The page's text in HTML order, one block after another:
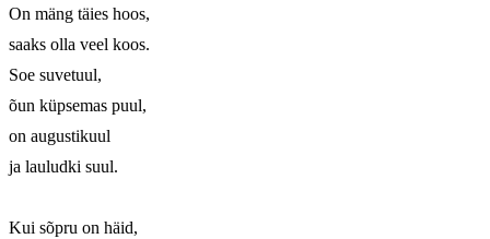
On mäng täies hoos,
saaks olla veel koos.
Soe suvetuul,
õun küpsemas puul,
on augustikuul
ja lauludki suul.
Kui sõpru on häid,